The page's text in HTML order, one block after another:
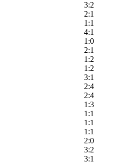
3:2
2:1
1:1
4:1
1:0
2:1
1:2
1:2
3:1
2:4
2:4
1:3
1:1
1:1
1:1
2:0
3:2
3:1